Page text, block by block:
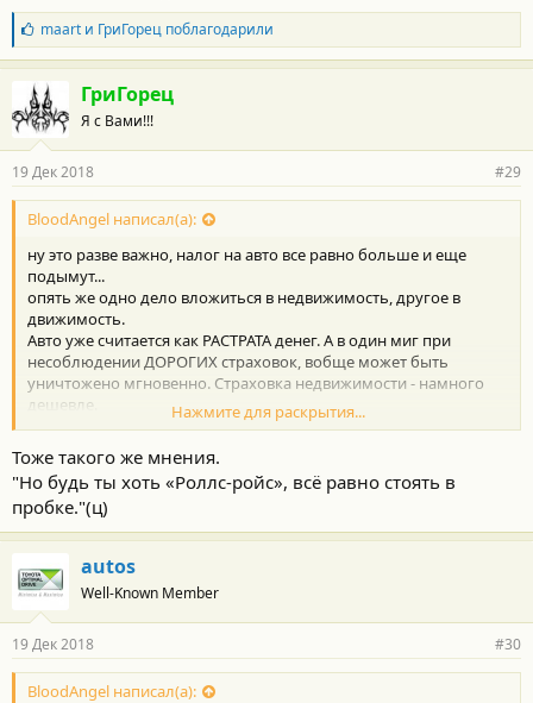
Б
л
а
о
д
а
н
о
с
и
:
maartи ГриГорецпоблагодарили
ГриГорец
Я с Вами!!!
19 Дек 2018 #29
BloodAngel написал(а):
ну это разве важно, налог на авто все равно больше и еще
подымут...
опять же одно дело вложиться в недвижимость, другое в
движимость.
Авто уже считается как РАСТРАТА денег. А в один миг при
несоблюдении ДОРОГИХ страховок, вобще может быть
уничтожено мгновенно. Страховка недвижимости - намного
дешевле.
Авто детям достанется как хлам однозначно, к их росту... а
Ну и в заключении... если на авто только ездить, то зачем
платить больше? Тем более что можно ехать и "даже звонить"
за гораздо меньшие деньги.
Кстати, кто имеет айфон и кто имеет ведроид... аналог
дешевле и функциональней.
Нажмите для раскрытия...
Тоже такого же мнения.
"Но будь ты хоть «Роллс-ройс», всё равно стоять в
пробке."(ц)
autos
Well-Known Member
19 Дек 2018 #30
BloodAngel написал(а):